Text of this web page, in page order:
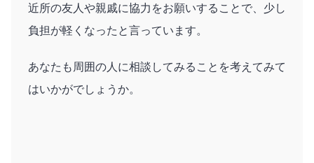
近所の友人や親戚に協力をお願いすることで、少し
負担が軽くなったと言っています。
あなたも周囲の人に相談してみることを考えてみて
はいかがでしょうか。